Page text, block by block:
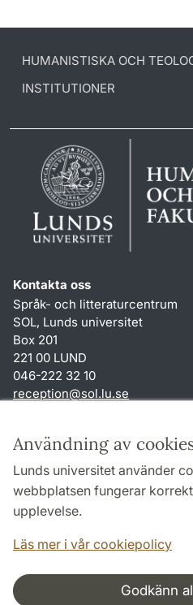
Användning av
Lunds universitet använder
webbplatsen fungerar
upplevelse.
Läs mer i vår cookiepolicy
Godkänn
HUMANISTISKA OCH
INSTITUTIONER
Kontakta oss
Språk- och litteraturcentrum
SOL, Lunds universitet
Box 201
221 00 LUND
046-222 32 10
reception@sol.lu.se
Genvägar
Om webbplatsen och cookies
Behandling av personuppgifter
Tillgänglighetsredogörelse